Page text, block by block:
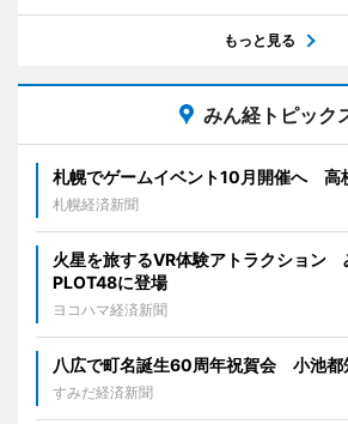
もっと見る
みん経トピック
札幌でゲームイベント10月開催へ 高
札幌経済新聞
火星を旅するVR体験アトラクション
PLOT48に登場
ヨコハマ経済新聞
八広で町名誕生60周年祝賀会 小池都
すみだ経済新聞